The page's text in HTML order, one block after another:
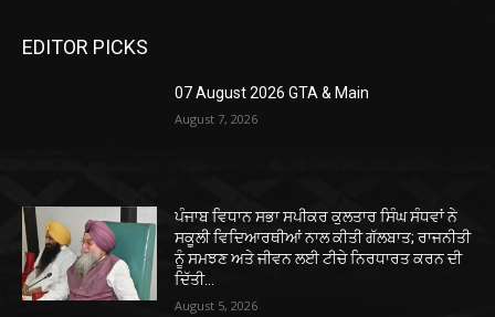
EDITOR PICKS
07 August 2026 GTA & Main
August 7, 2026
ਪੰਜਾਬ ਵਿਧਾਨ ਸਭਾ ਸਪੀਕਰ ਕੁਲਤਾਰ ਸਿੰਘ ਸੰਧਵਾਂ ਨੇ
ਸਕੂਲੀ ਵਿਦਿਆਰਥੀਆਂ ਨਾਲ ਕੀਤੀ ਗੱਲਬਾਤ; ਰਾਜਨੀਤੀ
ਨੂੰ ਸਮਝਣ ਅਤੇ ਜੀਵਨ ਲਈ ਟੀਚੇ ਨਿਰਧਾਰਤ ਕਰਨ ਦੀ
ਦਿੱਤੀ...
August 5, 2026